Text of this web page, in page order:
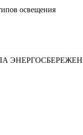
освещения